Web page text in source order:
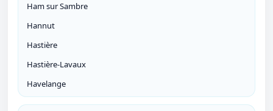
Ham sur Sambre
Hannut
Hastière
Hastière-Lavaux
Havelange